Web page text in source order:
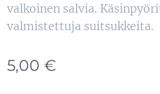
valkoinen salvia.
valmistettuja suitsukkeita.
5,00 €